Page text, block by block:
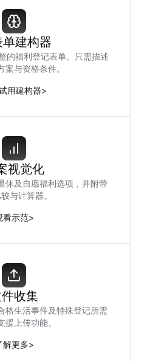
单建构器
的福利登记表单。只需描述
案与资格条件。
用建构器>
视觉化
休及自愿福利选项，并附带
与计算器。
看示范>
收集
格生活事件及特殊登记所需
援上传功能。
解更多>